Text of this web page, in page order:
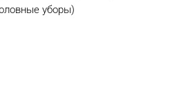
уборы)